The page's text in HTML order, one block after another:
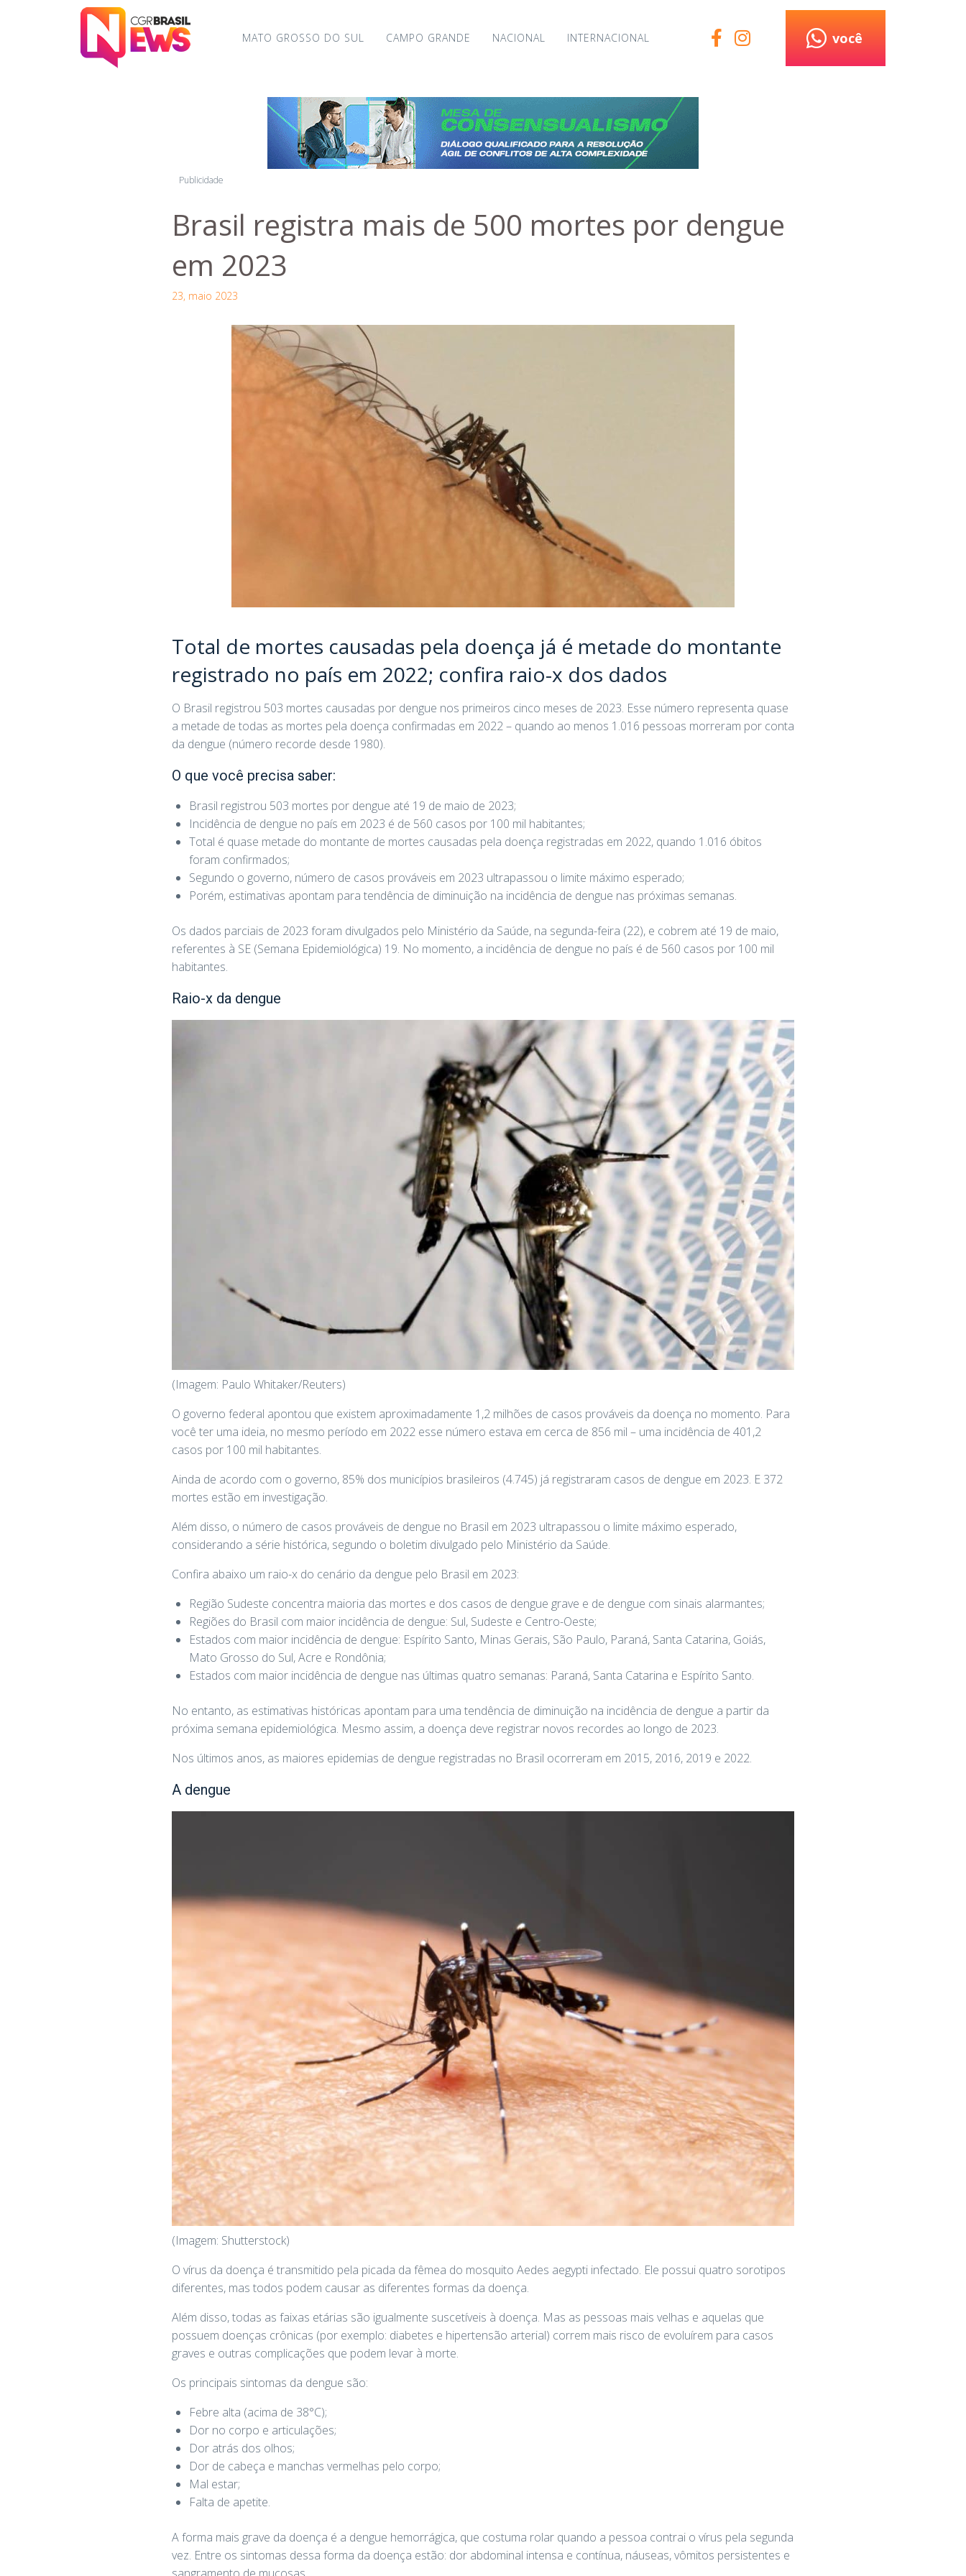
MATO GROSSO DO SUL CAMPO GRANDE NACIONAL INTERNACIONAL você
Publicidade
Brasil registra mais de 500 mortes por dengue
em 2023
23, maio 2023
Total de mortes causadas pela doença já é metade do montante
registrado no país em 2022; confira raio-x dos dados
O Brasil registrou 503 mortes causadas por dengue nos primeiros cinco meses de 2023. Esse número representa quase
a metade de todas as mortes pela doença confirmadas em 2022 – quando ao menos 1.016 pessoas morreram por conta
da dengue (número recorde desde 1980).
O que você precisa saber:
Brasil registrou 503 mortes por dengue até 19 de maio de 2023;
Incidência de dengue no país em 2023 é de 560 casos por 100 mil habitantes;
Total é quase metade do montante de mortes causadas pela doença registradas em 2022, quando 1.016 óbitos
foram confirmados;
Segundo o governo, número de casos prováveis em 2023 ultrapassou o limite máximo esperado;
Porém, estimativas apontam para tendência de diminuição na incidência de dengue nas próximas semanas.
Os dados parciais de 2023 foram divulgados pelo Ministério da Saúde, na segunda-feira (22), e cobrem até 19 de maio,
referentes à SE (Semana Epidemiológica) 19. No momento, a incidência de dengue no país é de 560 casos por 100 mil
habitantes.
Raio-x da dengue
(Imagem: Paulo Whitaker/Reuters)
O governo federal apontou que existem aproximadamente 1,2 milhões de casos prováveis da doença no momento. Para
você ter uma ideia, no mesmo período em 2022 esse número estava em cerca de 856 mil – uma incidência de 401,2
casos por 100 mil habitantes.
Ainda de acordo com o governo, 85% dos municípios brasileiros (4.745) já registraram casos de dengue em 2023. E 372
mortes estão em investigação.
Além disso, o número de casos prováveis de dengue no Brasil em 2023 ultrapassou o limite máximo esperado,
considerando a série histórica, segundo o boletim divulgado pelo Ministério da Saúde.
Confira abaixo um raio-x do cenário da dengue pelo Brasil em 2023:
Região Sudeste concentra maioria das mortes e dos casos de dengue grave e de dengue com sinais alarmantes;
Regiões do Brasil com maior incidência de dengue: Sul, Sudeste e Centro-Oeste;
Estados com maior incidência de dengue: Espírito Santo, Minas Gerais, São Paulo, Paraná, Santa Catarina, Goiás,
Mato Grosso do Sul, Acre e Rondônia;
Estados com maior incidência de dengue nas últimas quatro semanas: Paraná, Santa Catarina e Espírito Santo.
No entanto, as estimativas históricas apontam para uma tendência de diminuição na incidência de dengue a partir da
próxima semana epidemiológica. Mesmo assim, a doença deve registrar novos recordes ao longo de 2023.
Nos últimos anos, as maiores epidemias de dengue registradas no Brasil ocorreram em 2015, 2016, 2019 e 2022.
A dengue
(Imagem: Shutterstock)
O vírus da doença é transmitido pela picada da fêmea do mosquito Aedes aegypti infectado. Ele possui quatro sorotipos
diferentes, mas todos podem causar as diferentes formas da doença.
Além disso, todas as faixas etárias são igualmente suscetíveis à doença. Mas as pessoas mais velhas e aquelas que
possuem doenças crônicas (por exemplo: diabetes e hipertensão arterial) correm mais risco de evoluírem para casos
graves e outras complicações que podem levar à morte.
Os principais sintomas da dengue são:
Febre alta (acima de 38°C);
Dor no corpo e articulações;
Dor atrás dos olhos;
Dor de cabeça e manchas vermelhas pelo corpo;
Mal estar;
Falta de apetite.
A forma mais grave da doença é a dengue hemorrágica, que costuma rolar quando a pessoa contrai o vírus pela segunda
vez. Entre os sintomas dessa forma da doença estão: dor abdominal intensa e contínua, náuseas, vômitos persistentes e
sangramento de mucosas.